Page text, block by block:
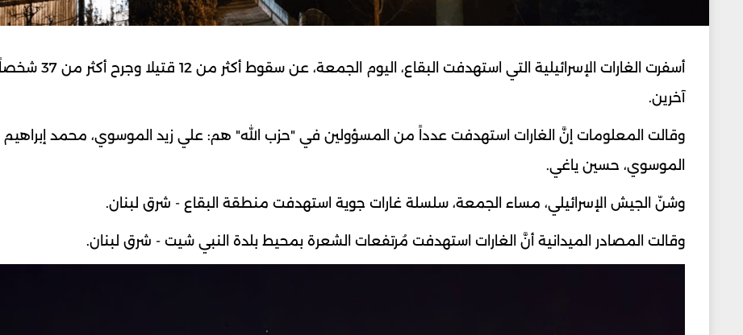
أسفرت الغارات الإسرائيلية التي استهدفت البقاع، اليوم الجمعة، عن سقوط أكثر من 12 قتيلا وجرح أكثر من 37 شخصاً
آخرين.
وقالت المعلومات إنَّ الغارات استهدفت عدداً من المسؤولين في "حزب الله" هم: علي زيد الموسوي، محمد إبراهيم
الموسوي، حسين ياغي.
وشنّ الجيش الإسرائيلي، مساء الجمعة، سلسلة غارات جوية استهدفت منطقة البقاع - شرق لبنان.
وقالت المصادر الميدانية أنَّ الغارات استهدفت مُرتفعات الشعرة بمحيط بلدة النبي شيت - شرق لبنان.